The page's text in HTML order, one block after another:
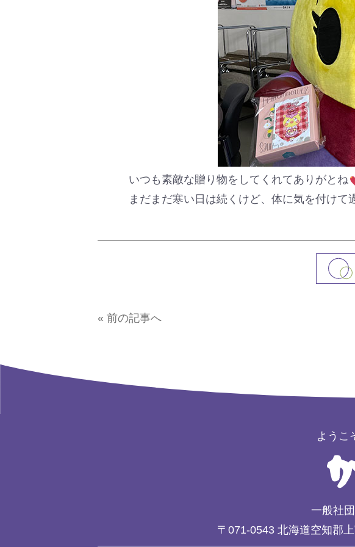
いつも素敵な贈り物をしてくれてありがとね
まだまだ寒い日は続くけど、体に気を付けて
« 前の記事へ
ようこ
一般社
〒071-0543 北海道空知郡